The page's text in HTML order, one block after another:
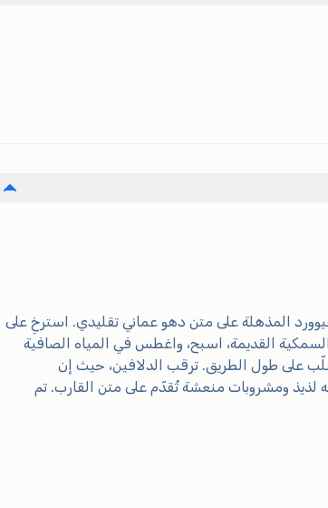
مسندم عمان عبر الفيوورد المذهلة على متن دهو عماني تقليدي. استرخِ على
القديمة، اسبح، واغطس في المياه الصافية
على طول الطريق. ترقب الدلافين، حيث إن
ومشروبات منعشة تُقدّم على متن القارب. تم